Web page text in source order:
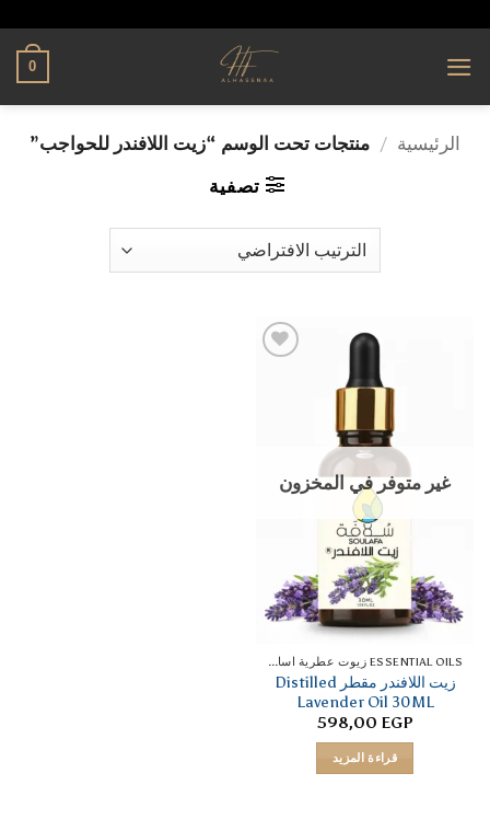
0
الرئيسية / منتجات تحت الوسم “زيت اللافندر للحواجب”
تصفية
غير متوفر في المخزون
ESSENTIAL OILS زيوت عطرية اساسية
زيت اللافندر مقطر Distilled
Lavender Oil 30ML
598,00 EGP
قراءة المزيد